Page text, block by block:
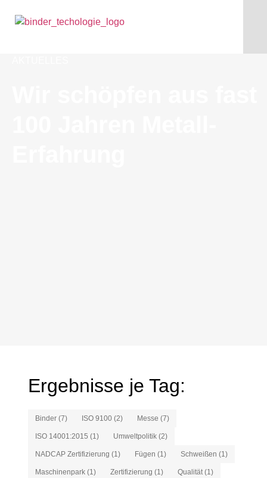
Ergebnisse je Tag:
Binder (7) ISO 9100 (2) Messe (7)
ISO 14001:2015 (1) Umweltpolitik (2)
NADCAP Zertifizierung (1) Fügen (1) Schweißen (1)
Maschinenpark (1) Zertifizierung (1) Qualität (1)